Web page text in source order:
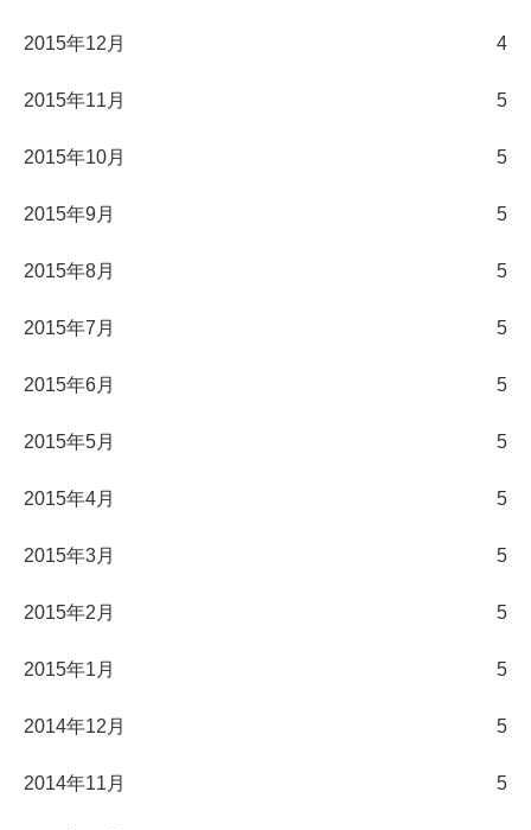
2015年12月 4
2015年11月 5
2015年10月 5
2015年9月 5
2015年8月 5
2015年7月 5
2015年6月 5
2015年5月 5
2015年4月 5
2015年3月 5
2015年2月 5
2015年1月 5
2014年12月 5
2014年11月 5